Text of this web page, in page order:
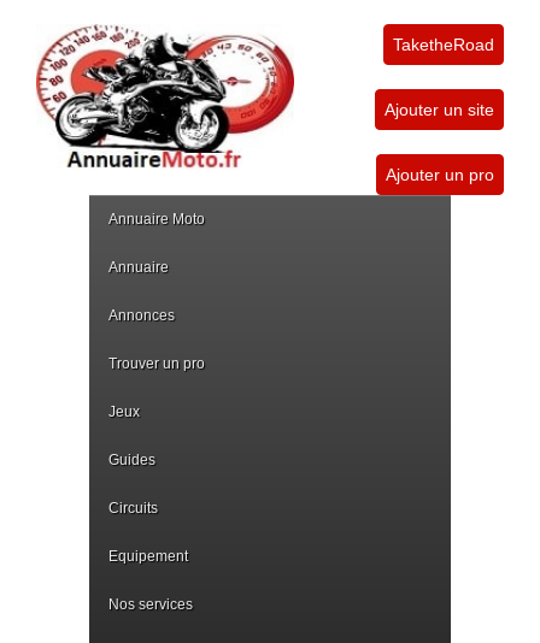
TaketheRoad
Ajouter un site
Ajouter un pro
Annuaire Moto
Annuaire
Annonces
Trouver un pro
Jeux
Guides
Circuits
Equipement
Nos services